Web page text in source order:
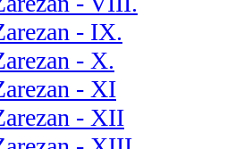
- IX.
- X.
- XI
- XII